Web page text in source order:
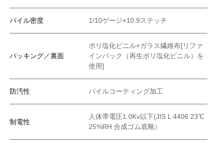
パイル密度 1/10ゲージ×10.9ステッチ
バッキング／裏面
ポリ塩化ビニル+ガラス繊維布[リファ
インバック（再生ポリ塩化ビニル）を
使用]
防汚性 パイルコーティング加工
制電性
人体帯電圧1.0Kv以下(JIS L 4406 23℃
25%RH 合成ゴム底靴）